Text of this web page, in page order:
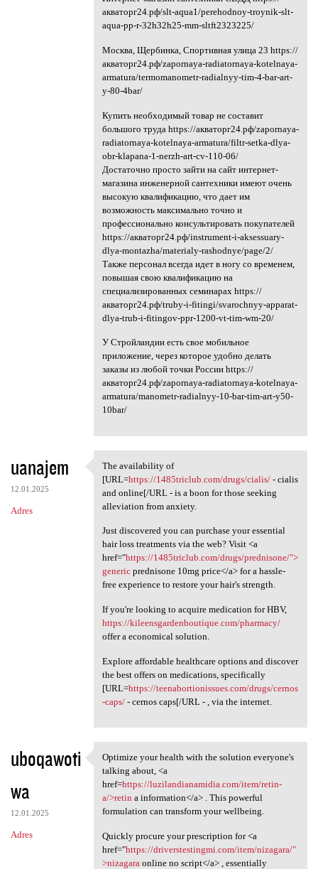
акваторг24.рф/slt-aqua1/perehodnoy-troynik-slt-
aqua-pp-r-32h32h25-mm-sltft2323225/
Москва, Щербинка, Спортивная улица 23 https://
акваторг24.рф/zapornaya-radiatornaya-kotelnaya-
armatura/termomanometr-radialnyy-tim-4-bar-art-
y-80-4bar/
Купить необходимый товар не составит
большого труда https://акваторг24.рф/zapornaya-
radiatornaya-kotelnaya-armatura/filtr-setka-dlya-
obr-klapana-1-nerzh-art-cv-110-06/
Достаточно просто зайти на сайт интернет-
магазина инженерной сантехники имеют очень
высокую квалификацию, что дает им
возможность максимально точно и
профессионально консультировать покупателей
https://акваторг24.рф/instrument-i-aksessuary-
dlya-montazha/materialy-rashodnye/page/2/
Также персонал всегда идет в ногу со временем,
повышая свою квалификацию на
специализированных семинарах https://
акваторг24.рф/truby-i-fitingi/svarochnyy-apparat-
dlya-trub-i-fitingov-ppr-1200-vt-tim-wm-20/
У Стройландии есть свое мобильное
приложение, через которое удобно делать
заказы из любой точки России https://
акваторг24.рф/zapornaya-radiatornaya-kotelnaya-
armatura/manometr-radialnyy-10-bar-tim-art-y50-
10bar/
uanajem
12.01.2025
Adres
The availability of [URL
The availability of
[URL=https://1485triclub.com/drugs/cialis/- cialis
and online[/URL - is a boon for those seeking
alleviation from anxiety.
Just discovered you can purchase your essential
hair loss treatments via the web? Visit <a
href="https://1485triclub.com/drugs/prednisone/">
genericprednisone 10mg price</a> for a hassle-
free experience to restore your hair's strength.
If you're looking to acquire medication for HBV,
https://kileensgardenboutique.com/pharmacy/
offer a economical solution.
Explore affordable healthcare options and discover
the best offers on medications, specifically
[URL=https://teenabortionissues.com/drugs/cernos
-caps/- cernos caps[/URL - , via the internet.
uboqawoti
wa
12.01.2025
Adres
Optimize your health with the
Optimize your health with the solution everyone's
talking about, <a
href=https://luzilandianamidia.com/item/retin-
a/>retin a information</a> . This powerful
formulation can transform your wellbeing.
Quickly procure your prescription for <a
href="https://driverstestingmi.com/item/nizagara/"
>nizagara online no script</a> , essentially